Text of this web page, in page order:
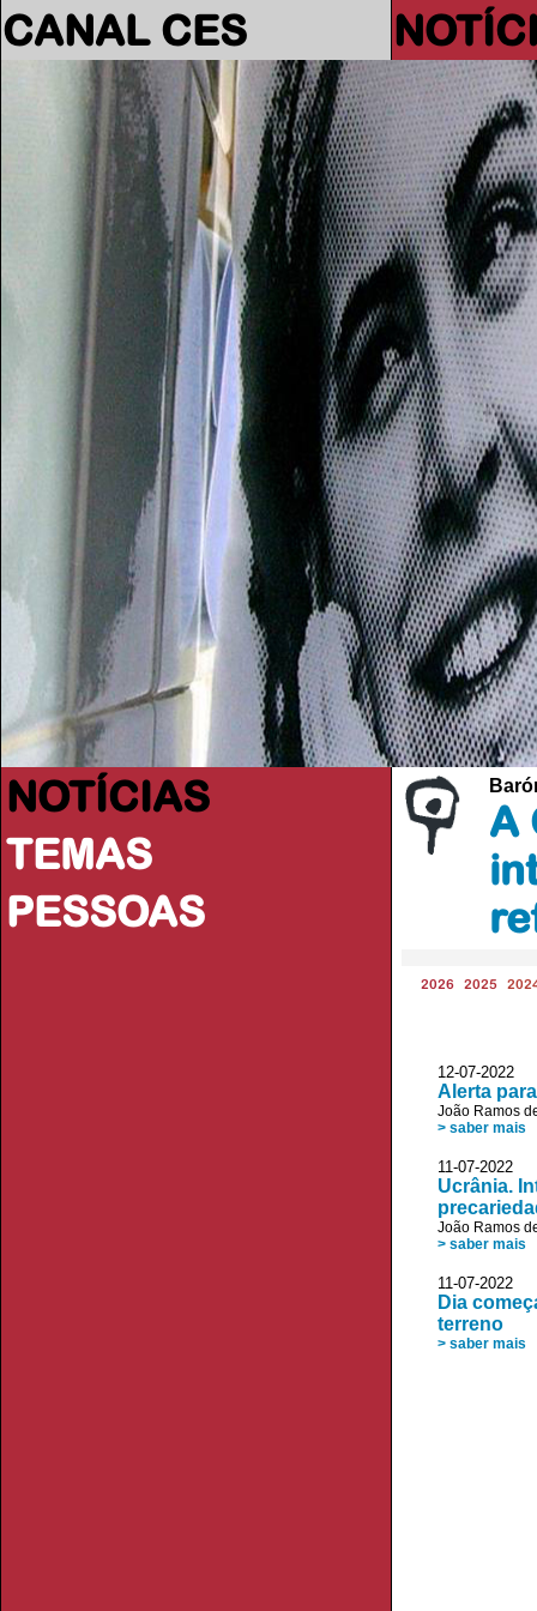
CANAL CES
NOTÍCIAS
TEMAS
PESSOAS
A
2026 2025
12-07-2022
Alerta
João Ramos
> saber mais
11-07-2022
Ucrânia.
João Ramos
> saber mais
11-07-2022
Dia
terreno
> saber mais